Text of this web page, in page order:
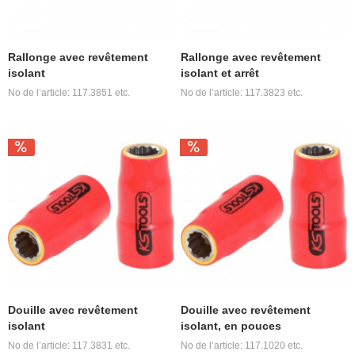
Rallonge avec revêtement
isolant
No de l’article: 117.3851 etc.
Rallonge avec revêtement
isolant et arrêt
No de l’article: 117.3823 etc.
Douille avec revêtement
isolant
No de l’article: 117.3831 etc.
Douille avec revêtement
isolant, en pouces
No de l’article: 117.1020 etc.